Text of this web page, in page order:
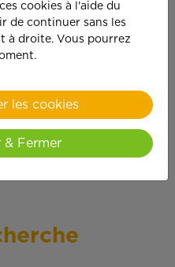
plus
y met du
!
cookies à l'aide du
de continuer sans les
à droite. Vous pourrez
les cookies
& Fermer